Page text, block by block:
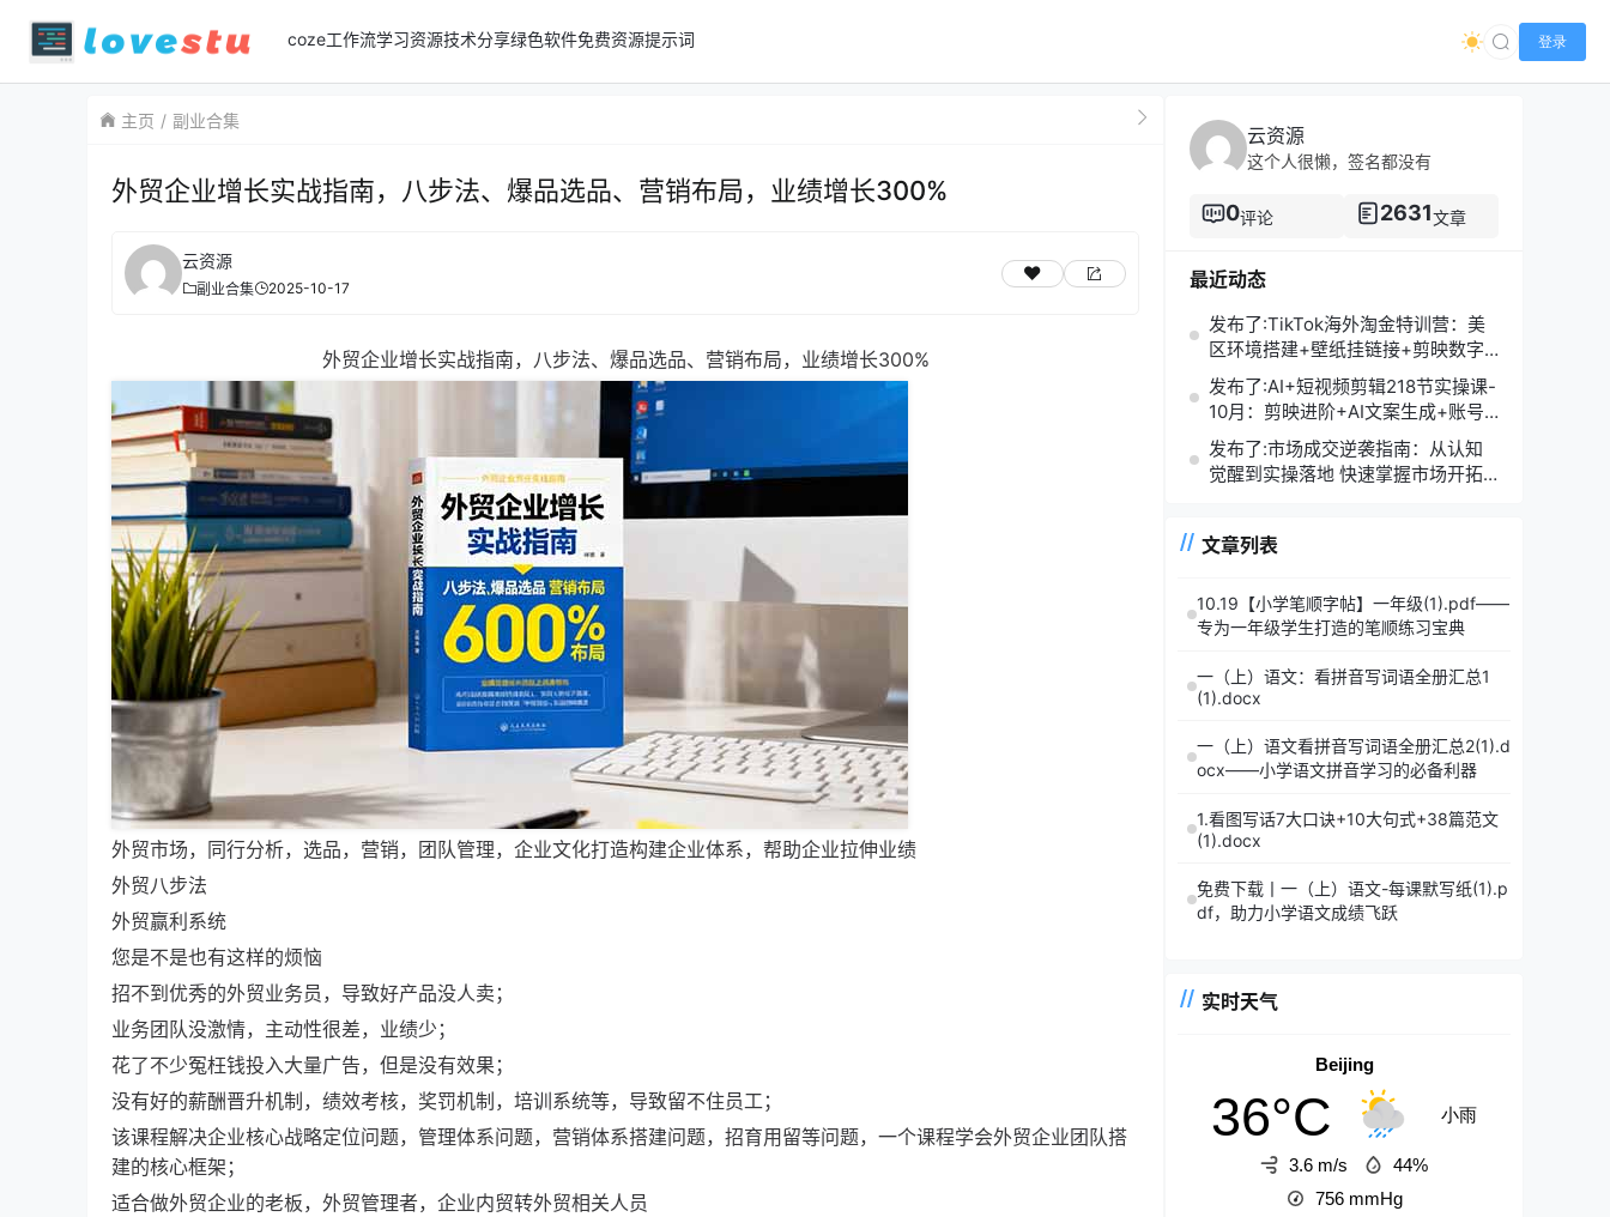
coze工作流学习资源技术分享绿色软件免费资源提示词 登录
主页 副业合集
外贸企业增长实战指南，八步法、爆品选品、营销布局，业绩增长300%
云资源
副业合集 2025-10-17
外贸企业增长实战指南，八步法、爆品选品、营销布局，业绩增长300%
外贸市场，同行分析，选品，营销，团队管理，企业文化打造构建企业体系，帮助企业拉伸业绩
外贸八步法
外贸赢利系统
您是不是也有这样的烦恼
招不到优秀的外贸业务员，导致好产品没人卖；
业务团队没激情，主动性很差，业绩少；
花了不少冤枉钱投入大量广告，但是没有效果；
没有好的薪酬晋升机制，绩效考核，奖罚机制，培训系统等，导致留不住员工；
该课程解决企业核心战略定位问题，管理体系问题，营销体系搭建问题，招育用留等问题，一个课程学会外贸企业团队搭
建的核心框架；
适合做外贸企业的老板，外贸管理者，企业内贸转外贸相关人员
云资源
这个人很懒，签名都没有
0评论 2631文章
最近动态
发布了:TikTok海外淘金特训营：美
区环境搭建+壁纸挂链接+剪映数字
人，月入1.5万
发布了:AI+短视频剪辑218节实操课-
10月：剪映进阶+AI文案生成+账号
运营，月入2万
发布了:市场成交逆袭指南：从认知
觉醒到实操落地 快速掌握市场开拓
文章列表
10.19【小学笔顺字帖】一年级(1).pdf——
专为一年级学生打造的笔顺练习宝典
一（上）语文：看拼音写词语全册汇总1
(1).docx
一（上）语文看拼音写词语全册汇总2(1).d
ocx——小学语文拼音学习的必备利器
1.看图写话7大口诀+10大句式+38篇范文
(1).docx
免费下载丨一（上）语文-每课默写纸(1).p
df，助力小学语文成绩飞跃
实时天气
Beijing
36°C 小雨
3.6 m/s
44%
756 mmHg